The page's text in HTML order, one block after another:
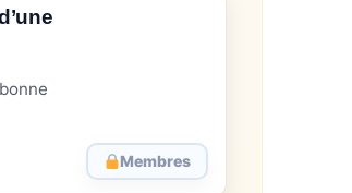
Membres